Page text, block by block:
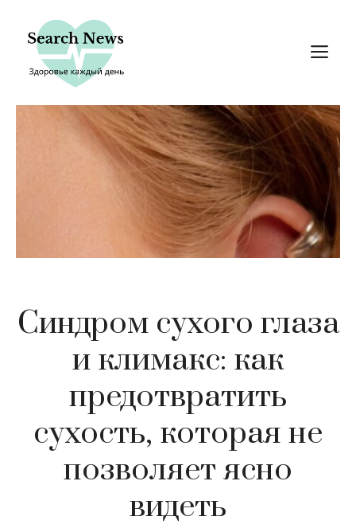
содержимому
Синдром сухого глаза
и климакс: как
предотвратить
сухость, которая не
позволяет ясно
видеть